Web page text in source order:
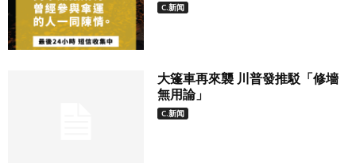
C.新闻
大篷車再來襲 川普發推駁「修墻
無用論」
C.新闻